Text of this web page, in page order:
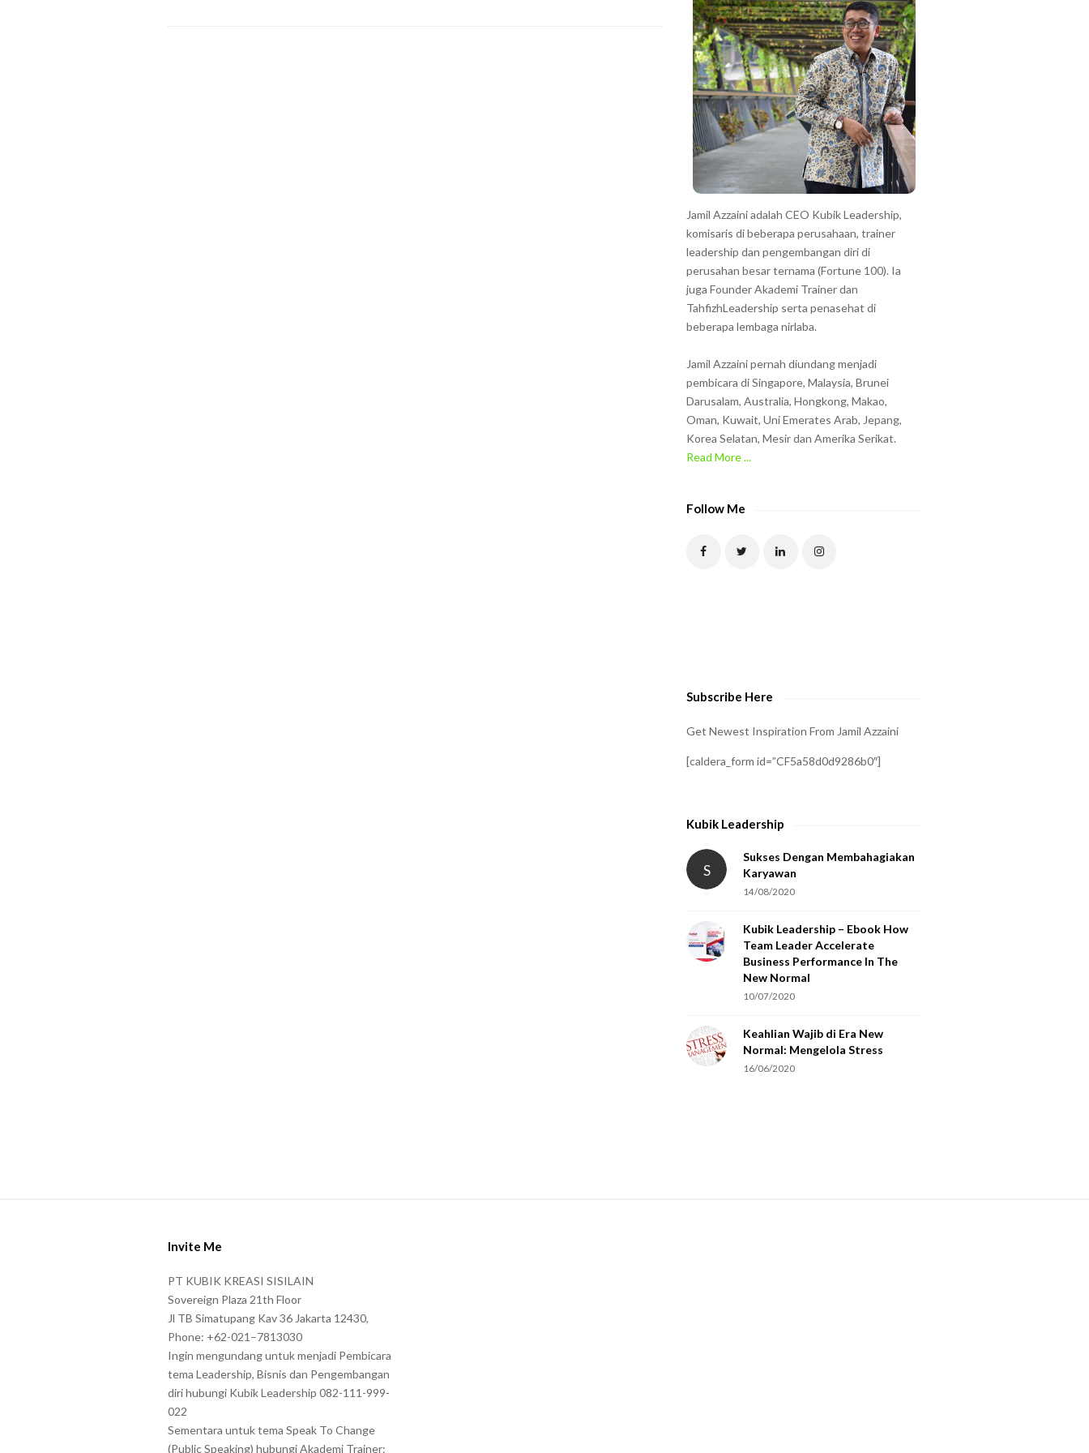
Jamil Azzaini adalah CEO Kubik Leadership,
komisaris di beberapa perusahaan, trainer
leadership dan pengembangan diri di
perusahan besar ternama (Fortune 100). Ia
juga Founder Akademi Trainer dan
TahfizhLeadership serta penasehat di
beberapa lembaga nirlaba.
Jamil Azzaini pernah diundang menjadi
pembicara di Singapore, Malaysia, Brunei
Darusalam, Australia, Hongkong, Makao,
Oman, Kuwait, Uni Emerates Arab, Jepang,
Korea Selatan, Mesir dan Amerika Serikat.
Read More ...
Follow Me
Subscribe Here
Get Newest Inspiration From Jamil Azzaini
[caldera_form id=”CF5a58d0d9286b0″]
Kubik Leadership
S
Sukses Dengan Membahagiakan
Karyawan
14/08/2020
Kubik Leadership – Ebook How
Team Leader Accelerate
Business Performance In The
New Normal
10/07/2020
Keahlian Wajib di Era New
Normal: Mengelola Stress
16/06/2020
Invite Me
PT KUBIK KREASI SISILAIN
Sovereign Plaza 21th Floor
Jl TB Simatupang Kav 36 Jakarta 12430,
Phone: +62-021–7813030
Ingin mengundang untuk menjadi Pembicara
tema Leadership, Bisnis dan Pengembangan
diri hubungi Kubik Leadership 082-111-999-
022
Sementara untuk tema Speak To Change
(Public Speaking) hubungi Akademi Trainer: